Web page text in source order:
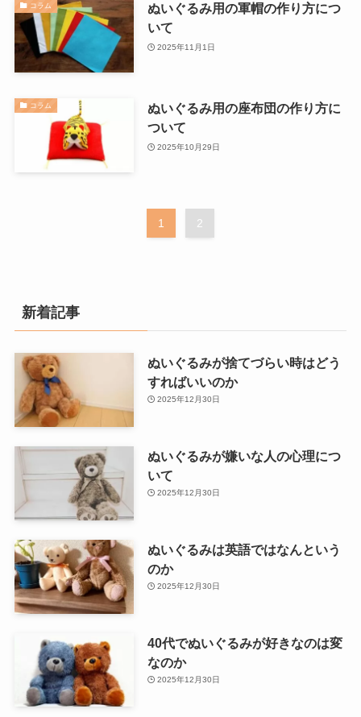
コラム
ぬいぐるみ用の軍帽の作り方につ
いて
2025年11月1日
コラム
ぬいぐるみ用の座布団の作り方に
ついて
2025年10月29日
1 2
新着記事
ぬいぐるみが捨てづらい時はどう
すればいいのか
2025年12月30日
ぬいぐるみが嫌いな人の心理につ
いて
2025年12月30日
ぬいぐるみは英語ではなんという
のか
2025年12月30日
40代でぬいぐるみが好きなのは変
なのか
2025年12月30日